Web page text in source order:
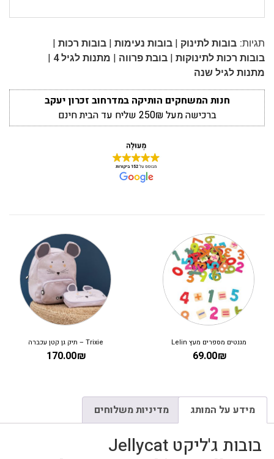
תגיות: בובות לתינוק | בובות נעימות | בובות רכות |
בובות רכות לתינוקות | בובת פרווה | מתנות לגיל 4 |
מתנות לגיל שנה
חנות המשחקים הותיקה במדרחוב זכרון יעקב
ברכישה מעל 250₪ שליח עד הבית חינם
תיק לילדים ילקוט מלבני TRIXIE – ארנבת
249.90₪
תיק לילדים ילקוט מלבני TRIXIE – דינוזאור
249.90₪
מידע על המותג מדיניות משלוחים
בובות ג'ליקט Jellycat